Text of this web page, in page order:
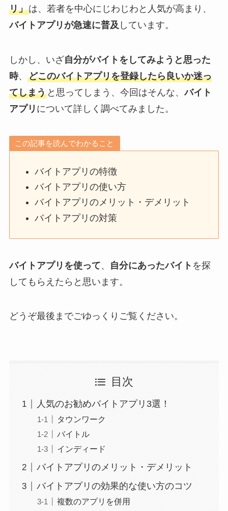
リ」は、若者を中心にじわじわと人気が高まり、
バイトアプリが急速に普及 しています。
しかし、いざ自分がバイトをしてみようと思った
時、 どこのバイトアプリを登録したら良いか迷っ
てしまうと思ってしまう、今回はそんな、バイト
アプリ について詳しく調べてみました。
この記事を読んでわかること
バイトアプリの特徴
バイトアプリの使い方
バイトアプリのメリット・デメリット
バイトアプリの対策
バイトアプリを使って、 自分にあったバイト を探
してもらえたらと思います。
どうぞ最後までごゆっくりご覧ください。
目次
人気のお勧めバイトアプリ3選！
タウンワーク
バイトル
インディード
バイトアプリのメリット・デメリット
バイトアプリの効果的な使い方のコツ
複数のアプリを併用